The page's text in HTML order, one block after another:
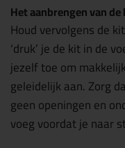
Het aanbrengen van
Houd vervolgens de
‘druk’ je de kit in de
jezelf toe om
geleidelijk aan. Zorg
geen openingen en
voeg voordat je naar